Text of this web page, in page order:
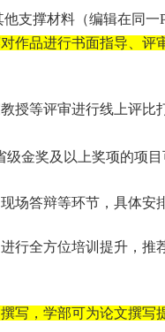
支撑材料（编辑在同一
作品进行书面指导、评
授等评审进行线上评
金奖及以上奖项的项目
场答辩等环节，具体安
行全方位培训提升，推
写，学部可为论文撰写